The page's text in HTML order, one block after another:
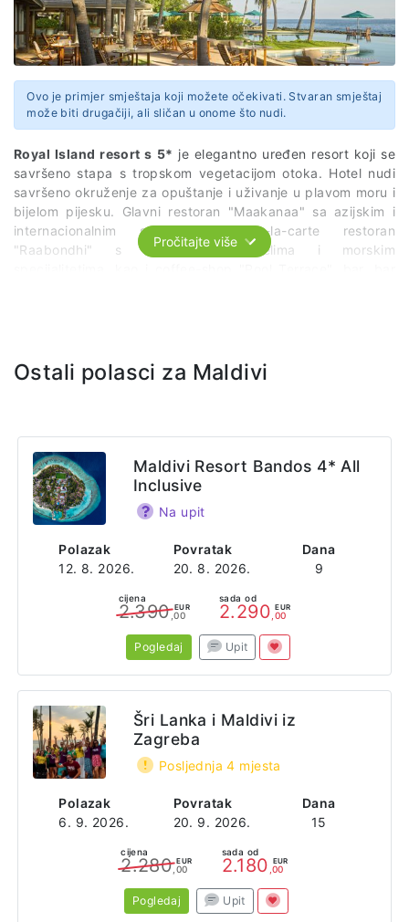
Ovo je primjer smještaja koji možete očekivati. Stvaran smještaj
može biti drugačiji, ali sličan u onome što nudi.
Royal Island resort s 5* je elegantno uređen resort koji se
savršeno stapa s tropskom vegetacijom otoka. Hotel nudi
savršeno okruženje za opuštanje i uživanje u plavom moru i
bijelom pijesku. Glavni restoran "Maakanaa" sa azijskim i
internacionalnim specijalitetima, a-la-carte restoran
"Raabondhi" s međunarodnim jelima i morskim
glavnom baru. Radi zaštite otoka od erozije, na određenim
mjestima postavljeni su lukobrani koji ga štite od valova.
Sunset Beach Villa i Beach Pool Villa, a vaše je samo da
izaberete idealan smještaj i prepustite se potpunom užitku
na Maldivima.
Web stranica
Horubadhoo Baa Atoll 06160 Rep. of Maldives
Pročitajte više
Ostali polasci za Maldivi
Polazak
12. 8. 2026.
Povratak
20. 8. 2026.
Dana
9
Maldivi Resort Bandos 4* All
Inclusive
Na upit
cijena
2.390 EUR
,00
sada od
2.290 EUR
,00
Pogledaj Upit
Polazak
6. 9. 2026.
Povratak
20. 9. 2026.
Dana
15
Šri Lanka i Maldivi iz
Zagreba
Posljednja 4 mjesta
cijena
2.280 EUR
,00
sada od
2.180 EUR
,00
Pogledaj Upit